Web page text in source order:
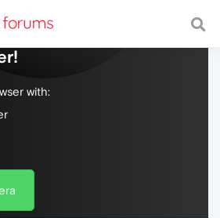
web, with a fast and
with: